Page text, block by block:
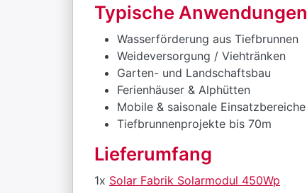
Typische Anwendungen
Wasserförderung aus Tiefbrunnen
Weideversorgung / Viehtränken
Garten- und Landschaftsbau
Ferienhäuser & Alphütten
Mobile & saisonale Einsatzbereiche
Tiefbrunnenprojekte bis 70m
Lieferumfang
1x Solar Fabrik Solarmodul 450Wp